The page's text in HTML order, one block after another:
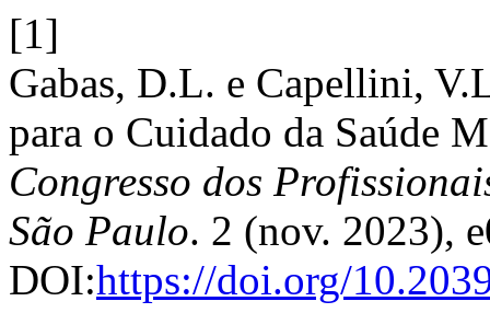
[1]
Gabas, D.L. e Capellini,
para o Cuidado da Saúde
Congresso dos
São Paulo. 2 (nov. 2023),
DOI:https://doi.org/